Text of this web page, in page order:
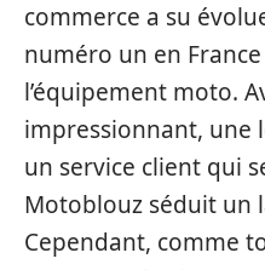
commerce a su
numéro un en
l’équipement moto.
impressionnant, une
un service client qui
Motoblouz séduit un
Cependant, comme